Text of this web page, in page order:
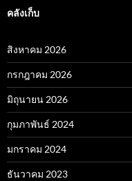
คลังเก็บ
สิงหาคม 2026
กรกฎาคม 2026
มิถุนายน 2026
กุมภาพันธ์ 2024
มกราคม 2024
ธันวาคม 2023